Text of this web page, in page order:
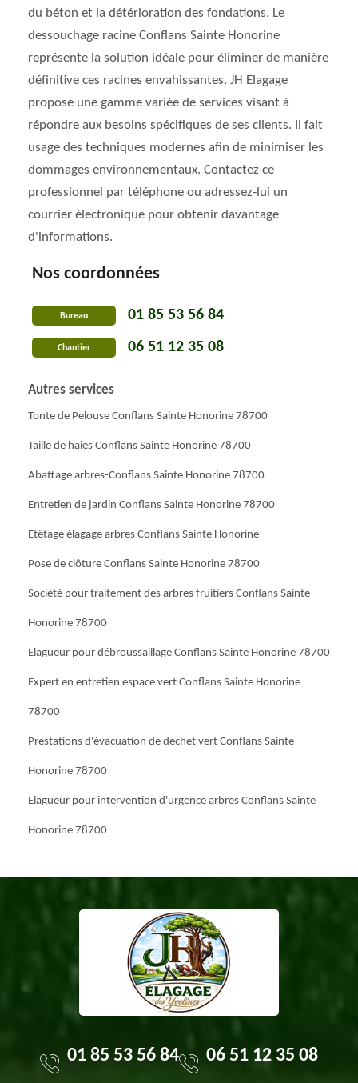
du béton et la détérioration des fondations. Le
dessouchage racine Conflans Sainte Honorine
représente la solution idéale pour éliminer de manière
définitive ces racines envahissantes. JH Elagage
propose une gamme variée de services visant à
répondre aux besoins spécifiques de ses clients. Il fait
usage des techniques modernes afin de minimiser les
dommages environnementaux. Contactez ce
professionnel par téléphone ou adressez-lui un
courrier électronique pour obtenir davantage
d'informations.
Nos coordonnées
Bureau 01 85 53 56 84
Chantier 06 51 12 35 08
Autres services
Tonte de Pelouse Conflans Sainte Honorine 78700
Taille de haies Conflans Sainte Honorine 78700
Abattage arbres-Conflans Sainte Honorine 78700
Entretien de jardin Conflans Sainte Honorine 78700
Etêtage élagage arbres Conflans Sainte Honorine
Pose de clôture Conflans Sainte Honorine 78700
Société pour traitement des arbres fruitiers Conflans Sainte
Honorine 78700
Elagueur pour débroussaillage Conflans Sainte Honorine 78700
Expert en entretien espace vert Conflans Sainte Honorine
78700
Prestations d'évacuation de dechet vert Conflans Sainte
Honorine 78700
Elagueur pour intervention d'urgence arbres Conflans Sainte
Honorine 78700
01 85 53 56 84 06 51 12 35 08